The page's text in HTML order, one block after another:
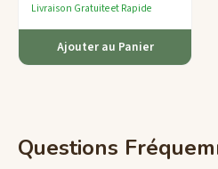
spatiale.
Livraison Gratuite et Rapide
Ajouter au Panier
Questions